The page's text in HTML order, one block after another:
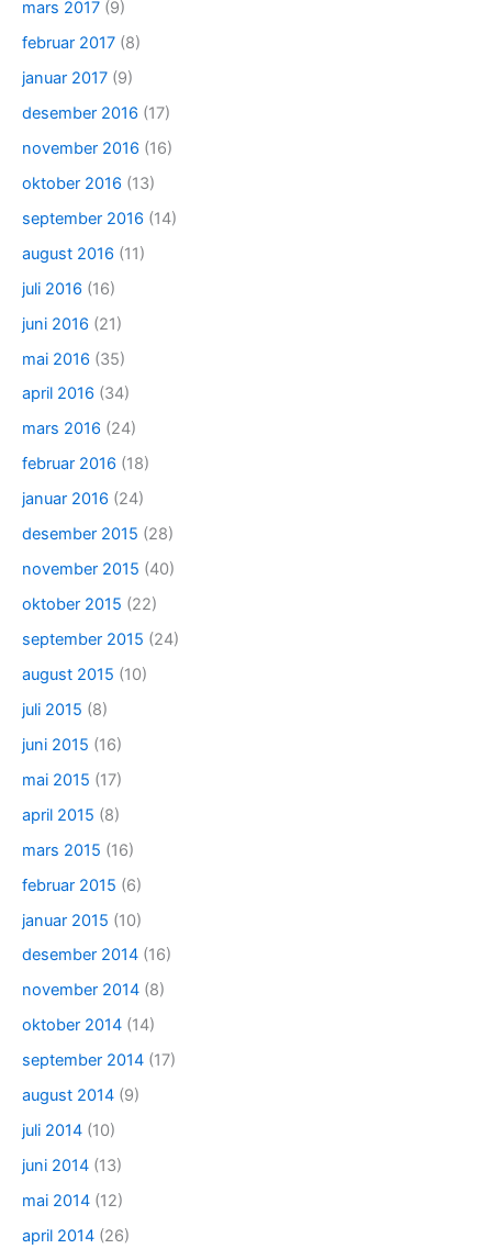
mars 2017 (9)
februar 2017 (8)
januar 2017 (9)
desember 2016 (17)
november 2016 (16)
oktober 2016 (13)
september 2016 (14)
august 2016 (11)
juli 2016 (16)
juni 2016 (21)
mai 2016 (35)
april 2016 (34)
mars 2016 (24)
februar 2016 (18)
januar 2016 (24)
desember 2015 (28)
november 2015 (40)
oktober 2015 (22)
september 2015 (24)
august 2015 (10)
juli 2015 (8)
juni 2015 (16)
mai 2015 (17)
april 2015 (8)
mars 2015 (16)
februar 2015 (6)
januar 2015 (10)
desember 2014 (16)
november 2014 (8)
oktober 2014 (14)
september 2014 (17)
august 2014 (9)
juli 2014 (10)
juni 2014 (13)
mai 2014 (12)
april 2014 (26)